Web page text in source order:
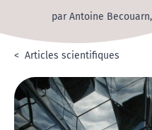
par Antoine
Accueil
L'hypnose
Articles scientifiques